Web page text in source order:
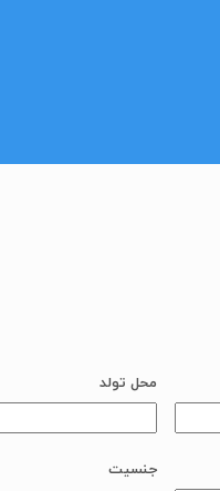
محل تولد
جنسیت